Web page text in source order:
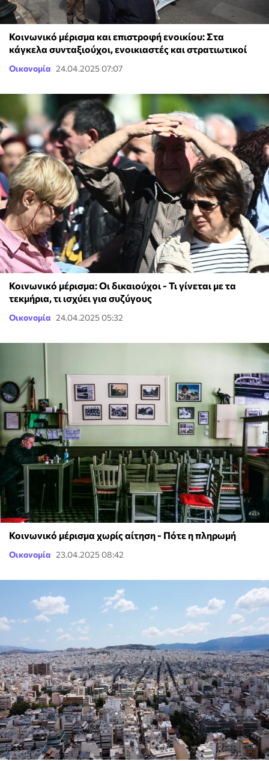
Κοινωνικό μέρισμα και επιστροφή ενοικίου: Στα
κάγκελα συνταξιούχοι, ενοικιαστές και στρατιωτικοί
Οικονομία 24.04.2025 07:07
Κοινωνικό μέρισμα: Οι δικαιούχοι - Τι γίνεται με τα
τεκμήρια, τι ισχύει για συζύγους
Οικονομία 24.04.2025 05:32
Κοινωνικό μέρισμα χωρίς αίτηση - Πότε η πληρωμή
Οικονομία 23.04.2025 08:42